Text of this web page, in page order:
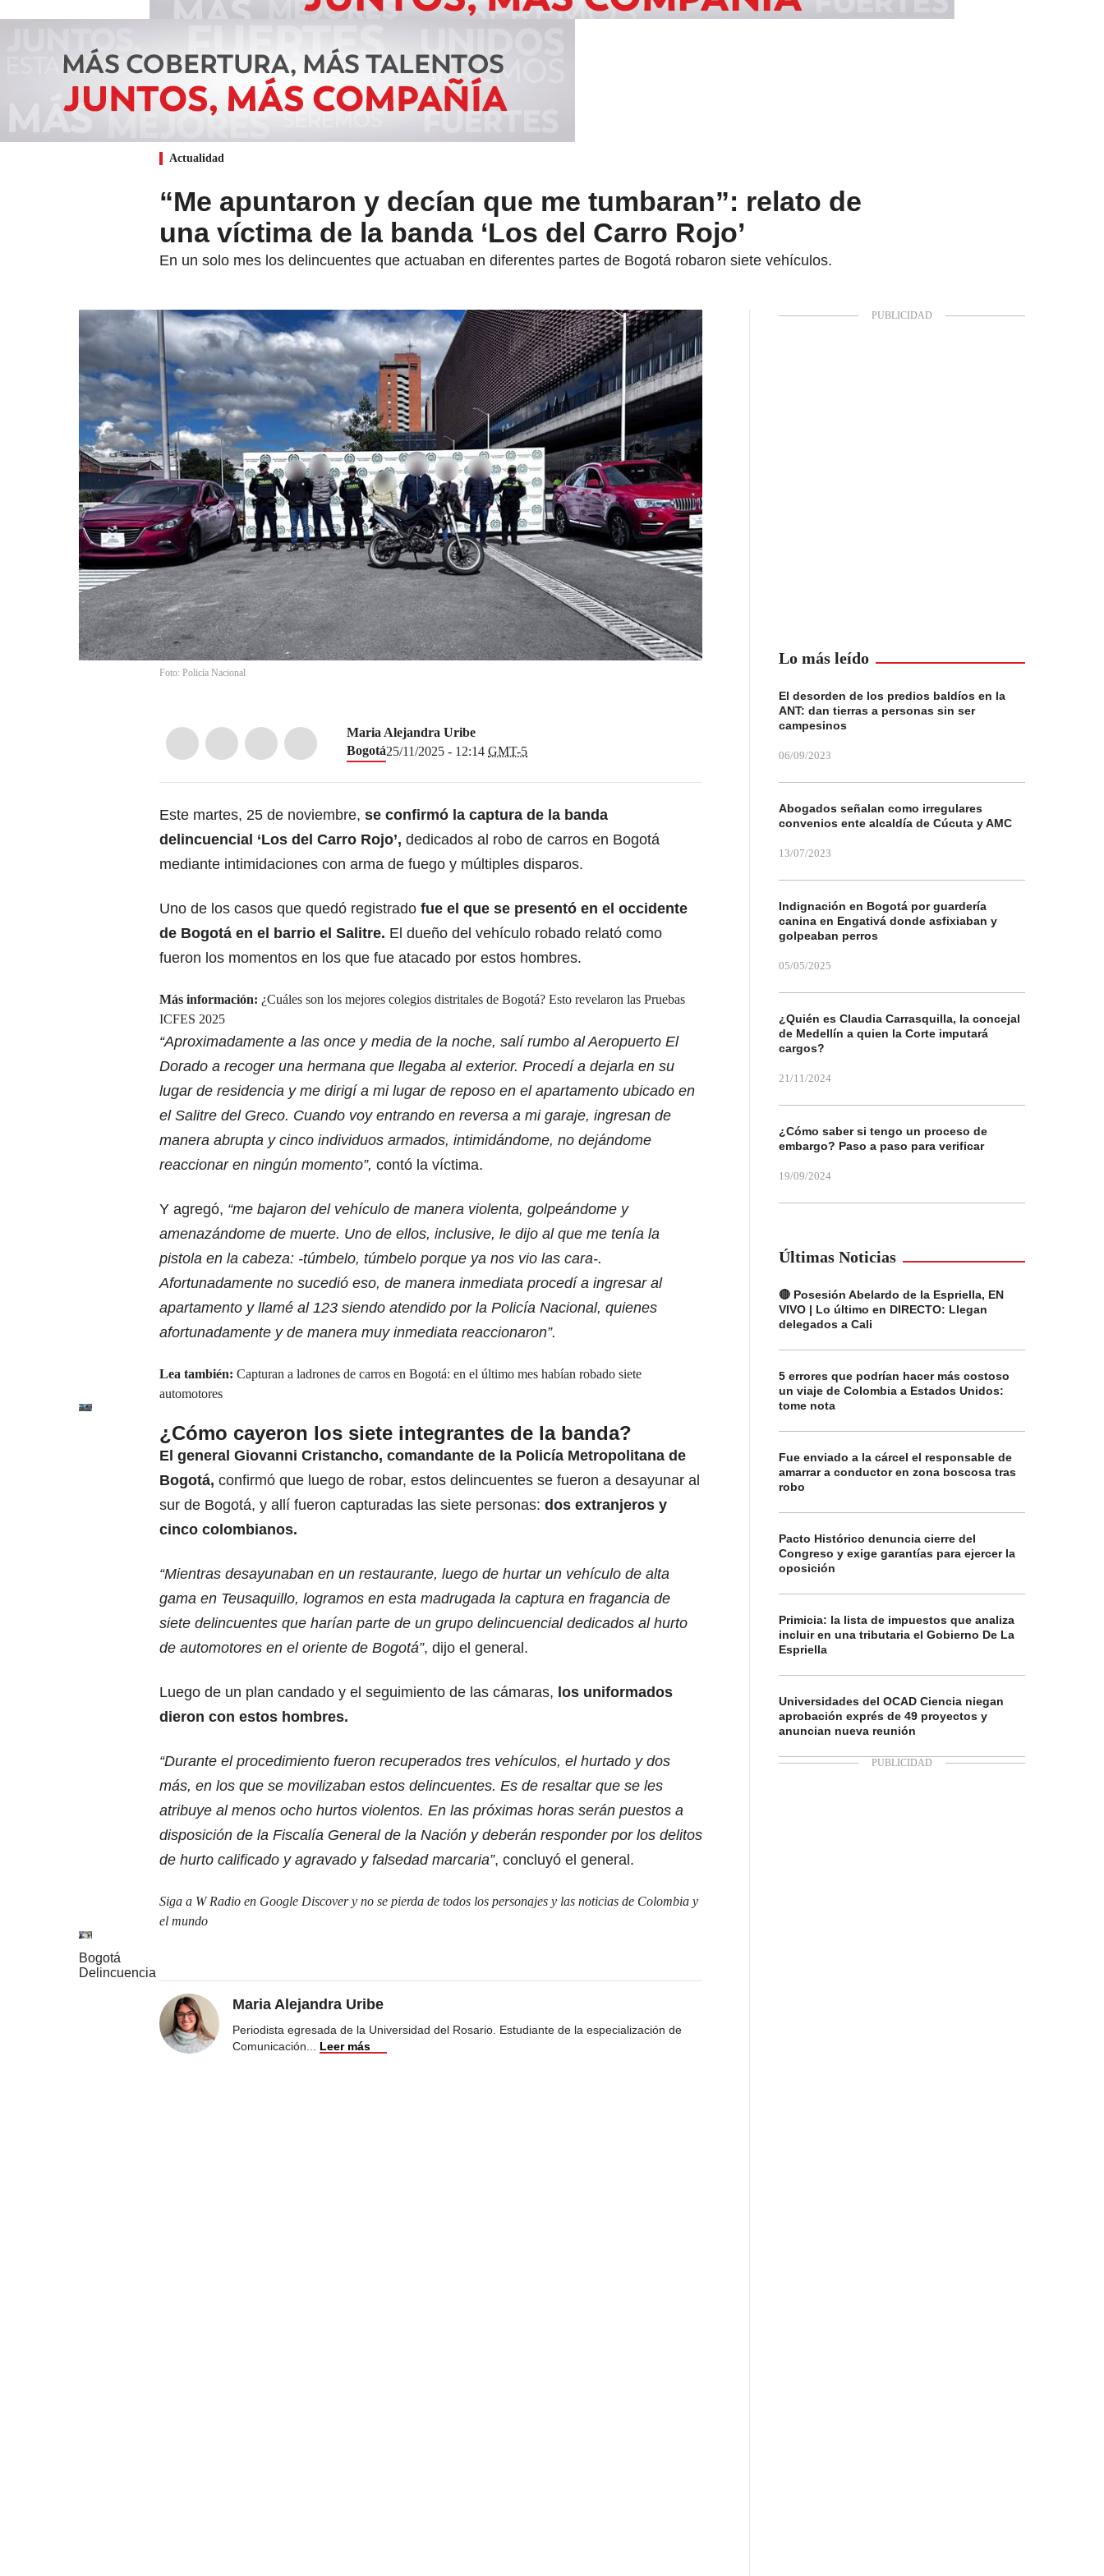
Actualidad
“Me apuntaron y decían que me tumbaran”: relato de
una víctima de la banda ‘Los del Carro Rojo’
En un solo mes los delincuentes que actuaban en diferentes partes de Bogotá robaron siete vehículos.
Foto: Policía Nacional
Maria Alejandra Uribe
Bogotá25/11/2025 - 12:14 GMT-5
Este martes, 25 de noviembre, se confirmó la captura de la banda
delincuencial ‘Los del Carro Rojo’, dedicados al robo de carros en Bogotá
mediante intimidaciones con arma de fuego y múltiples disparos.
Uno de los casos que quedó registrado fue el que se presentó en el occidente
de Bogotá en el barrio el Salitre. El dueño del vehículo robado relató como
fueron los momentos en los que fue atacado por estos hombres.
Más información: ¿Cuáles son los mejores colegios distritales de Bogotá? Esto revelaron las Pruebas
ICFES 2025
“Aproximadamente a las once y media de la noche, salí rumbo al Aeropuerto El
Dorado a recoger una hermana que llegaba al exterior. Procedí a dejarla en su
lugar de residencia y me dirigí a mi lugar de reposo en el apartamento ubicado en
el Salitre del Greco. Cuando voy entrando en reversa a mi garaje, ingresan de
manera abrupta y cinco individuos armados, intimidándome, no dejándome
reaccionar en ningún momento”, contó la víctima.
Y agregó, “me bajaron del vehículo de manera violenta, golpeándome y
amenazándome de muerte. Uno de ellos, inclusive, le dijo al que me tenía la
pistola en la cabeza: -túmbelo, túmbelo porque ya nos vio las cara-.
Afortunadamente no sucedió eso, de manera inmediata procedí a ingresar al
apartamento y llamé al 123 siendo atendido por la Policía Nacional, quienes
afortunadamente y de manera muy inmediata reaccionaron”.
Lea también: Capturan a ladrones de carros en Bogotá: en el último mes habían robado siete
automotores
¿Cómo cayeron los siete integrantes de la banda?
El general Giovanni Cristancho, comandante de la Policía Metropolitana de
Bogotá, confirmó que luego de robar, estos delincuentes se fueron a desayunar al
sur de Bogotá, y allí fueron capturadas las siete personas: dos extranjeros y
cinco colombianos.
“Mientras desayunaban en un restaurante, luego de hurtar un vehículo de alta
gama en Teusaquillo, logramos en esta madrugada la captura en fragancia de
siete delincuentes que harían parte de un grupo delincuencial dedicados al hurto
de automotores en el oriente de Bogotá”, dijo el general.
Luego de un plan candado y el seguimiento de las cámaras, los uniformados
dieron con estos hombres.
“Durante el procedimiento fueron recuperados tres vehículos, el hurtado y dos
más, en los que se movilizaban estos delincuentes. Es de resaltar que se les
atribuye al menos ocho hurtos violentos. En las próximas horas serán puestos a
disposición de la Fiscalía General de la Nación y deberán responder por los delitos
de hurto calificado y agravado y falsedad marcaria”, concluyó el general.
Siga a W Radio en Google Discover y no se pierda de todos los personajes y las noticias de Colombia y
el mundo
Bogotá
Delincuencia
Maria Alejandra Uribe
Periodista egresada de la Universidad del Rosario. Estudiante de la especialización de
Comunicación
Leer más
Lo más leído
El desorden de los predios baldíos en la
ANT: dan tierras a personas sin ser
campesinos
06/09/2023
Abogados señalan como irregulares
convenios ente alcaldía de Cúcuta y AMC
13/07/2023
Indignación en Bogotá por guardería
canina en Engativá donde asfixiaban y
golpeaban perros
05/05/2025
¿Quién es Claudia Carrasquilla, la concejal
de Medellín a quien la Corte imputará
cargos?
21/11/2024
¿Cómo saber si tengo un proceso de
embargo? Paso a paso para verificar
19/09/2024
Últimas Noticias
🔴 Posesión Abelardo de la Espriella, EN
VIVO | Lo último en DIRECTO: Llegan
delegados a Cali
5 errores que podrían hacer más costoso
un viaje de Colombia a Estados Unidos:
tome nota
Fue enviado a la cárcel el responsable de
amarrar a conductor en zona boscosa tras
robo
Pacto Histórico denuncia cierre del
Congreso y exige garantías para ejercer la
oposición
Primicia: la lista de impuestos que analiza
incluir en una tributaria el Gobierno De La
Espriella
Universidades del OCAD Ciencia niegan
aprobación exprés de 49 proyectos y
anuncian nueva reunión